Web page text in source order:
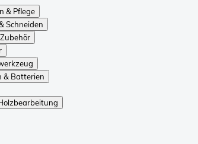
& Pflege
Schneiden
& Batterien